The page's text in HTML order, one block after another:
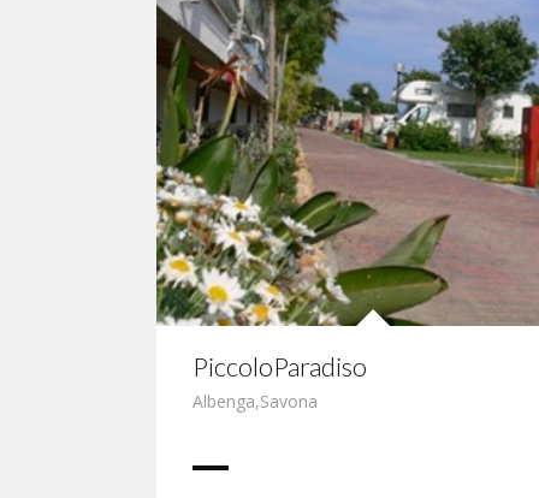
PiccoloParadiso
Albenga,Savona